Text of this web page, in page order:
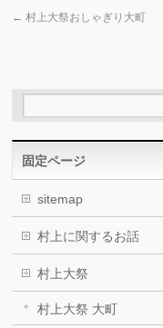
← 村上大祭おしゃぎり大町
固定ページ
sitemap
村上に関するお話
村上大祭
村上大祭 大町